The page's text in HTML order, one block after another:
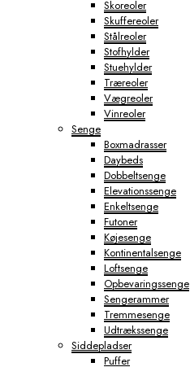
Skoreoler
Skuffereoler
Stålreoler
Stofhylder
Stuehylder
Træreoler
Vægreoler
Vinreoler
Senge
Boxmadrasser
Daybeds
Dobbeltsenge
Elevationssenge
Enkeltsenge
Futoner
Køjesenge
Kontinentalsenge
Loftsenge
Opbevaringssenge
Sengerammer
Tremmesenge
Udtrækssenge
Siddepladser
Puffer